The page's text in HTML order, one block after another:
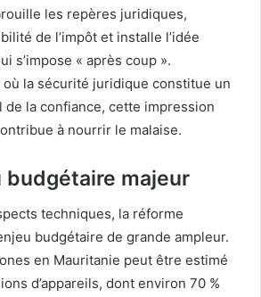
les repères juridiques,
de l’impôt et installe l’idée
s’impose « après coup ».
où la sécurité juridique constitue un
la confiance, cette impression
à nourrir le malaise.
budgétaire majeur
techniques, la réforme
budgétaire de grande ampleur.
en Mauritanie peut être estimé
d’appareils, dont environ 70 %